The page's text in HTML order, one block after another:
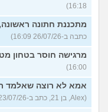
16:18)
מתכננת חתונה
כתבה ב-26/07/26 16:09)
מרגישה חוסר בטחון
16:00)
אמא לא רוצה שאלמד
(Alex, בן 21, כתב ב-23/07/26 16:01)